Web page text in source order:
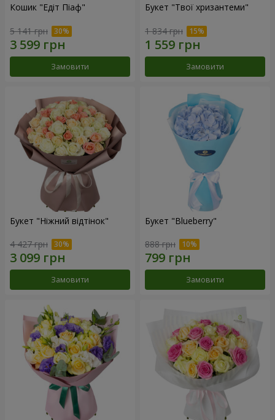
Кошик "Едіт Піаф"
5 141 грн
Замовити
Букет "Твої хризантеми"
1 834 грн
Замовити
Букет "Ніжний відтінок"
4 427 грн
Замовити
Букет "Blueberry"
888 грн
Замовити